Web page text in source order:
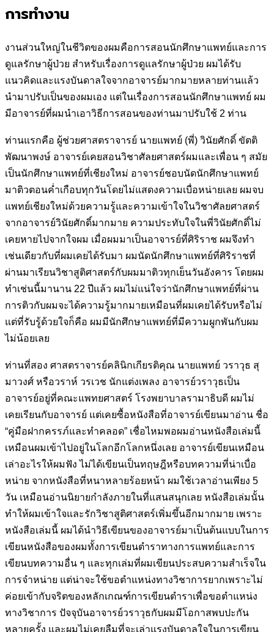
การทำงาน
งานส่วนใหญ่ในชีวิตของผมคือการสอนนักศึกษาแพทย์และการ
ดูแลรักษาผู้ป่วย สำหรับเรื่องการดูแลรักษาผู้ป่วย ผมได้รับ
แนวคิดและแรงบันดาลใจจากอาจารย์มากมายหลายท่านแล้ว
นำมาปรับเป็นของผมเอง แต่ในเรื่องการสอนนักศึกษาแพทย์ ผม
มีอาจารย์ที่ผมนำเอาวิธีการสอนของท่านมาปรับใช้ 2 ท่าน
ท่านแรกคือ ผู้ช่วยศาสตราจารย์ นายแพทย์ (พี่) วินัยศักดิ์ ขัตติ
พัฒนาพงษ์ อาจารย์เคยสอนวิชาศัลยศาสตร์ผมและเพื่อน ๆ สมัย
เป็นนักศึกษาแพทย์ที่เชียงใหม่ อาจารย์ชอบนัดนักศึกษาแพทย์
มาติวตอนค่ำเกือบทุกวันโดยไม่แสดงความเบื่อหน่ายเลย ผมจบ
แพทย์เชียงใหม่ด้วยความรู้และความเข้าใจในวิชาศัลยศาสตร์
จากอาจารย์วินัยศักดิ์มากมาย ความประทับใจในพี่วินัยศักดิ์ไม่
เคยหายไปจากใจผม เมื่อผมมาเป็นอาจารย์ที่ศิริราช ผมจึงทำ
เช่นเดียวกับที่ผมเคยได้รับมา ผมนัดนักศึกษาแพทย์ที่ศิริราชที่
ผ่านมาเรียนวิชาสูติศาสตร์กับผมมาติวทุกเย็นวันอังคาร โดยผม
ทำเช่นนี้มานาน 22 ปีแล้ว ผมไม่แน่ใจว่านักศึกษาแพทย์ที่ผ่าน
การติวกับผมจะได้ความรู้มากมายเหมือนที่ผมเคยได้รับหรือไม่
แต่ที่รับรู้ด้วยใจก็คือ ผมมีนักศึกษาแพทย์ที่มีความผูกพันกับผม
ไม่น้อยเลย
ท่านที่สอง ศาสตราจารย์คลินิกเกียรติคุณ นายแพทย์ วราวุธ สุ
มาวงศ์ หรือวราห์ วรเวช นักแต่งเพลง อาจารย์วราวุธเป็น
อาจารย์อยู่ที่คณะแพทยศาสตร์ โรงพยาบาลรามาธิบดี ผมไม่
เคยเรียนกับอาจารย์ แต่เคยซื้อหนังสือที่อาจารย์เขียนมาอ่าน ชื่อ
“คู่มือฝากครรภ์และทำคลอด” เชื่อไหมพอผมอ่านหนังสือเล่มนี้
เหมือนผมเข้าไปอยู่ในโลกอีกโลกหนึ่งเลย อาจารย์เขียนเหมือน
เล่าอะไรให้ผมฟัง ไม่ได้เขียนเป็นทฤษฎีหรือบทความที่น่าเบื่อ
หน่าย จากหนังสือที่หนาหลายร้อยหน้า ผมใช้เวลาอ่านเพียง 5
วัน เหมือนอ่านนิยายกำลังภายในที่แสนสนุกเลย หนังสือเล่มนั้น
ทำให้ผมเข้าใจและรักวิชาสูติศาสตร์เพิ่มขึ้นอีกมากมาย เพราะ
หนังสือเล่มนี้ ผมได้นำวิธีเขียนของอาจารย์มาเป็นต้นแบบในการ
เขียนหนังสือของผมทั้งการเขียนตำราทางการแพทย์และการ
เขียนบทความอื่น ๆ และทุกเล่มที่ผมเขียนประสบความสำเร็จใน
การจำหน่าย แต่น่าจะใช้ขอตำแหน่งทางวิชาการยากเพราะไม่
ค่อยเข้ากับจริตของหลักเกณฑ์การเขียนตำราเพื่อขอตำแหน่ง
ทางวิชาการ ปัจจุบันอาจารย์วราวุธกับผมมีโอกาสพบปะกัน
หลายครั้ง และผมไม่เคยลืมที่จะเล่าแรงบันดาลใจในการเขียน